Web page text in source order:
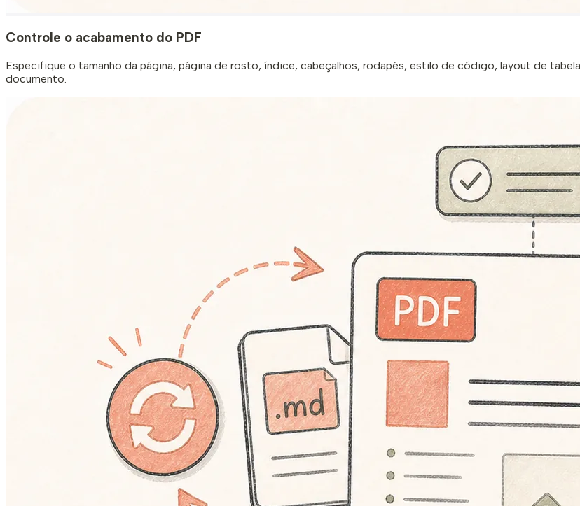
Controle o acabamento do PDF
Especifique o tamanho da página, página de rosto, índice, cabeçalhos, rodapés, estilo de código, layout de
documento.